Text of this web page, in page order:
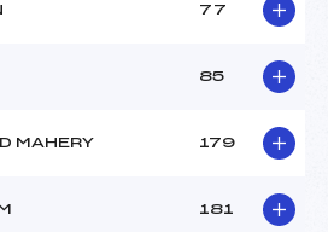
77
85
MAHERY 179
181